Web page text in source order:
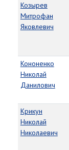
Козырев
Митрофан
Яковлевич
Кононенко
Николай
Данилович
Крикун
Николай
Николаевич